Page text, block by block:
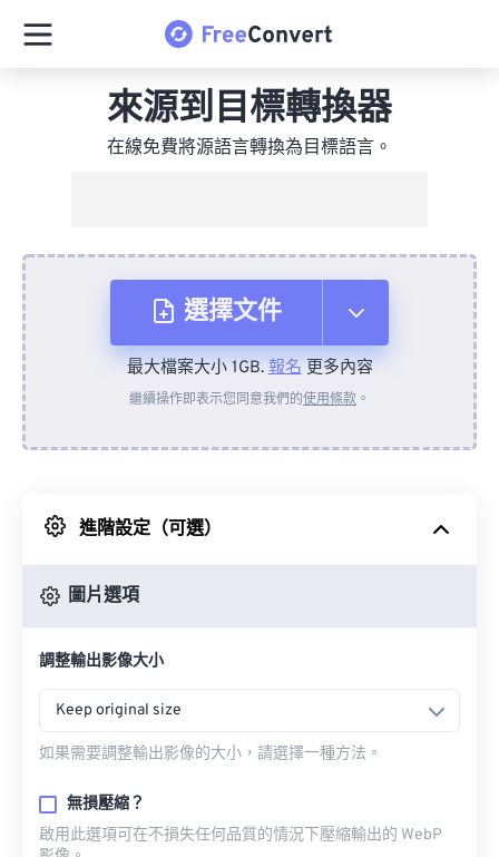
來源到目標轉換器
在線免費將源語言轉換為目標語言。
選擇文件
來自裝置
來自 Google 雲端硬碟
最大檔案大小 1GB.報名更多內容
繼續操作即表示您同意我們的使用條款 。
進階設定（可選）
圖片選項
調整輸出影像大小
Keep original size
如果需要調整輸出影像的大小，請選擇一種方法。
無損壓縮？
啟用此選項可在不損失任何品質的情況下壓縮輸出的 WebP